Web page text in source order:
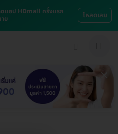
ดแอป HDmall ครั้งแรก
ย
โหลดเลย